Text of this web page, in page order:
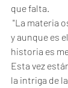
que falta.
y aunque es
historia es
Esta vez
la intriga de